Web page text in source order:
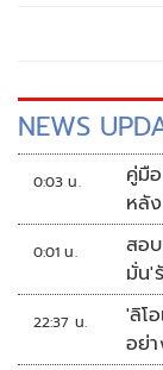
แข่งขัน ซีเกมส์
2568 ในกรุงเ
SEA Games”
13 ระหว่างวัน
ภายใต้แนวคิด
มุ่งมั่นของไทยใ
มิตรภาพ ความ
ระดับสากล
NEWS
0:03 น.
คู่มื
หลั
0:01 น.
สอ
มั่น'
22:37 น.
'ลิโ
อย่